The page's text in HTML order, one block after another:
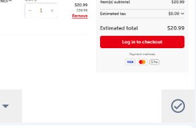
arrow_drop_down check_circle